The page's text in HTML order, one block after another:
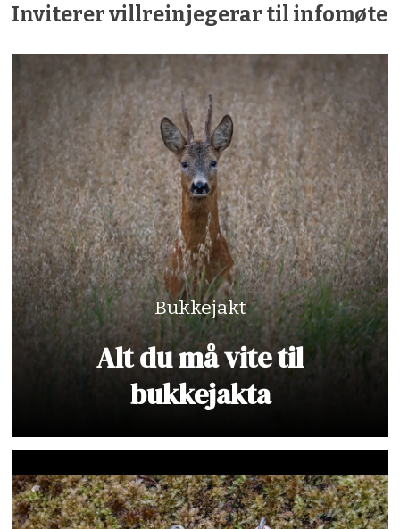
Inviterer villreinjegerar til infomøte
Bukkejakt
Alt du må vite til
bukkejakta